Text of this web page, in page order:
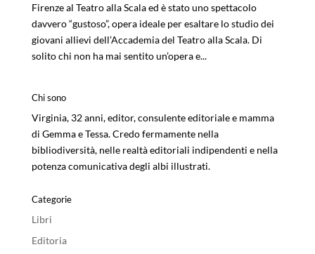
Firenze al Teatro alla Scala ed è stato uno spettacolo
davvero “gustoso”, opera ideale per esaltare lo studio dei
giovani allievi dell’Accademia del Teatro alla Scala. Di
solito chi non ha mai sentito un’opera e...
Chi sono
Virginia, 32 anni, editor, consulente editoriale e mamma
di Gemma e Tessa. Credo fermamente nella
bibliodiversità, nelle realtà editoriali indipendenti e nella
potenza comunicativa degli albi illustrati.
Categorie
Libri
Editoria